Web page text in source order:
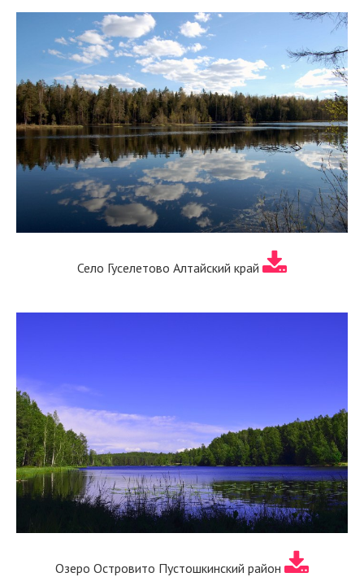
Село Гуселетово Алтайский край
Озеро Островито Пустошкинский район